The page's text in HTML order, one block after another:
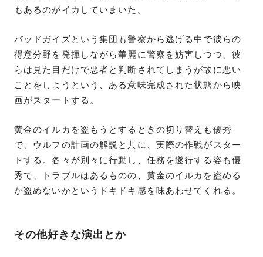
もあるのがイカしていまいた。
バッドガイズという集団も警察から逃げる中で彼らの
得意分野を発揮しながら華麗に警察を妨害しつつ、彼
らは見た目だけで悪者と判断されてしまうが故に悪い
ことをしようという、ある意味完成された状態から映
画がスタートする。
黄金のイルカを盗もうとするときの切り替えも優秀
で、ウルフの計画の解説と共に、実際の作戦がスター
トする。各々が別々に行動し、任務を遂行する姿も優
秀で、トラブルはあるものの、黄金のイルカを盗める
か盗めないかというドキドキ感を味あわせてくれる。
その他好きな演出とか